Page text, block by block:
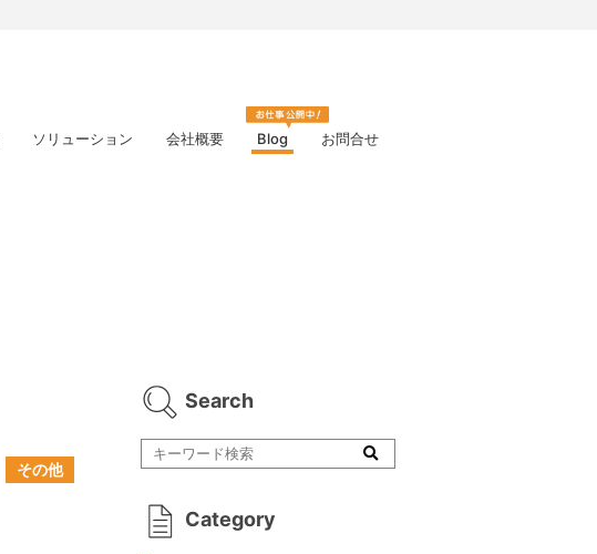
ソリューション 会社概要 Blog お問合せ
その他
Search
Category